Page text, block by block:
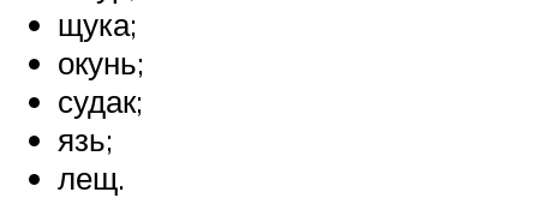
щука;
окунь;
судак;
язь;
лещ.